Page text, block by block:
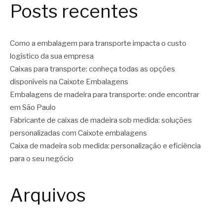
Posts recentes
Como a embalagem para transporte impacta o custo
logístico da sua empresa
Caixas para transporte: conheça todas as opções
disponíveis na Caixote Embalagens
Embalagens de madeira para transporte: onde encontrar
em São Paulo
Fabricante de caixas de madeira sob medida: soluções
personalizadas com Caixote embalagens
Caixa de madeira sob medida: personalização e eficiência
para o seu negócio
Arquivos